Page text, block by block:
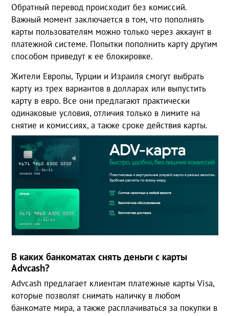
Обратный перевод происходит без комиссий.
Важный момент заключается в том, что пополнять
карты пользователям можно только через аккаунт в
платежной системе. Попытки пополнить карту другим
способом приведут к ее блокировке.
Жители Европы, Турции и Израиля смогут выбрать
карту из трех вариантов в долларах или выпустить
карту в евро. Все они предлагают практически
одинаковые условия, отличия только в лимите на
снятие и комиссиях, а также сроке действия карты.
В каких банкоматах снять деньги с карты
Advcash?
Advcash предлагает клиентам платежные карты Visa,
которые позволят снимать наличку в любом
банкомате мира, а также расплачиваться за покупки в